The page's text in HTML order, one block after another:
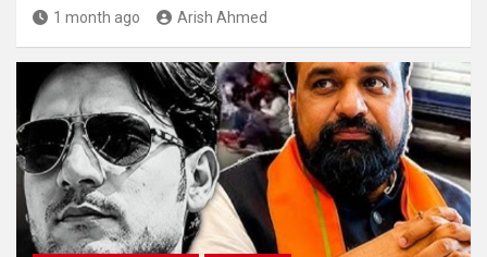
1 month ago Arish Ahmed